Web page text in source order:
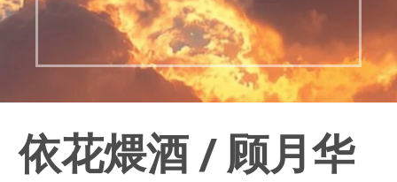
依花煨酒 / 顾月华